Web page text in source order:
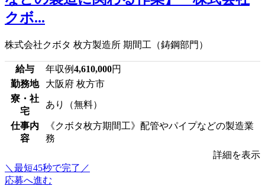
クボ...
株式会社クボタ 枚方製造所 期間工（鋳鋼部門）
給与 年収例4,610,000円
勤務地
大阪府 枚方市
寮・社
宅
あり（無料）
仕事内
容
《クボタ枚方期間工》配管やパイプなどの製造業
務
詳細を表示
＼最短45秒で完了／
応募へ進む